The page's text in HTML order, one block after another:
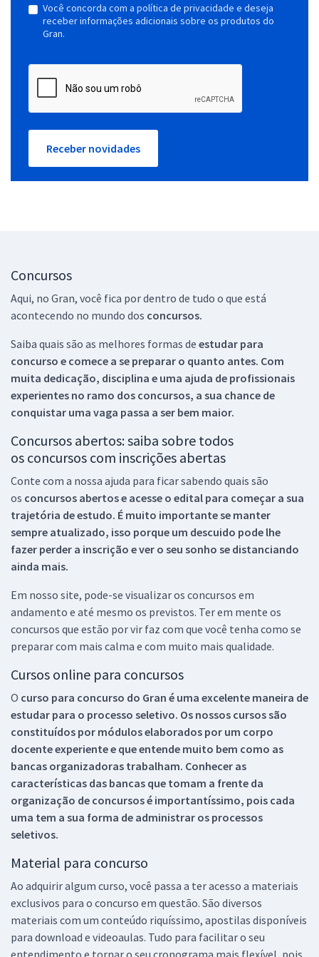
Você concorda com a política de privacidade e deseja
receber informações adicionais sobre os produtos do
Gran.
Receber novidades
Concursos
Aqui, no Gran, você fica por dentro de tudo o que está
acontecendo no mundo dos concursos.
Saiba quais são as melhores formas de estudar para
concurso e comece a se preparar o quanto antes. Com
muita dedicação, disciplina e uma ajuda de profissionais
experientes no ramo dos concursos, a sua chance de
conquistar uma vaga passa a ser bem maior.
Concursos abertos: saiba sobre todos
os concursos com inscrições abertas
Conte com a nossa ajuda para ficar sabendo quais são
os concursos abertos e acesse o edital para começar a sua
trajetória de estudo. É muito importante se manter
sempre atualizado, isso porque um descuido pode lhe
fazer perder a inscrição e ver o seu sonho se distanciando
ainda mais.
Em nosso site, pode-se visualizar os concursos em
andamento e até mesmo os previstos. Ter em mente os
concursos que estão por vir faz com que você tenha como se
preparar com mais calma e com muito mais qualidade.
Cursos online para concursos
O curso para concurso do Gran é uma excelente maneira de
estudar para o processo seletivo. Os nossos cursos são
constituídos por módulos elaborados por um corpo
docente experiente e que entende muito bem como as
bancas organizadoras trabalham. Conhecer as
características das bancas que tomam a frente da
organização de concursos é importantíssimo, pois cada
uma tem a sua forma de administrar os processos
seletivos.
Material para concurso
Ao adquirir algum curso, você passa a ter acesso a materiais
exclusivos para o concurso em questão. São diversos
materiais com um conteúdo riquíssimo, apostilas disponíveis
para download e videoaulas. Tudo para facilitar o seu
entendimento e tornar o seu cronograma mais flexível, pois